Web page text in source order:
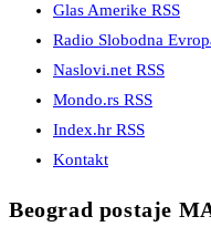
Glas Amerike RSS
Radio Slobodna
Naslovi.net RSS
Mondo.rs RSS
Index.hr RSS
Kontakt
Beograd postaje